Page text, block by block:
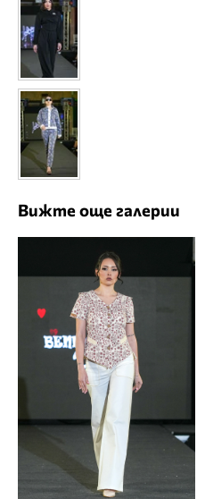
Вижте още галерии